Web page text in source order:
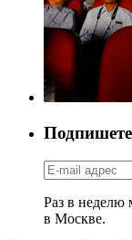
Раз в неделю
в Москве.